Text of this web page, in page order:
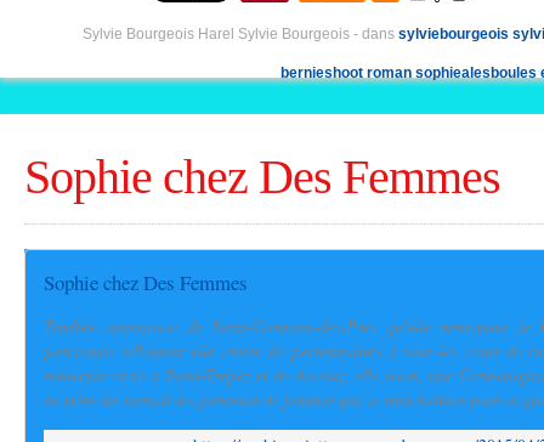
Sylvie Bourgeois Harel Sylvie Bourgeois - dans sylviebourgeois
bernieshoot roman sophiealesboules
Sophie chez Des Femmes
Sophie chez Des Femmes
Tombée amoureuse de Saint-Germain-des-Prés qu'elle surnomme
parisienne tellement elle croise de personnalités à tous les coins de
retourner vivre à Saint-Tropez et de devenir, elle aussi, une
sa mère lui narrait les parcours de femmes qui se sont battues pour